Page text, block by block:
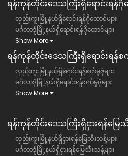
ရန်ကုန်တိုင်းဒေသကြီး​ရှိရောင်းရန်ဂိုထ
လှည်းကူးမြို့နယ်ရှိရောင်းရန်ဂိုထောင်များ
မင်္ဂလာဒုံမြို့နယ်ရှိရောင်းရန်ဂိုထောင်များ
Show More
ရန်ကုန်တိုင်းဒေသကြီး​ရှိရောင်းရန်စ
လှည်းကူးမြို့နယ်ရှိရောင်းရန်စက်မှုဇုံများ
မင်္ဂလာဒုံမြို့နယ်ရှိရောင်းရန်စက်မှုဇုံများ
Show More
ရန်ကုန်တိုင်းဒေသကြီး​​ရှိငှားရန်မြေသီ
လှည်းကူးမြို့နယ်ရှိငှားရန်မြေသီးသန့်များ
မင်္ဂလာဒုံမြို့နယ်ရှိငှားရန်မြေသီးသန့်များ